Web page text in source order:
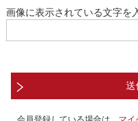
画像に表示されている文字を
送